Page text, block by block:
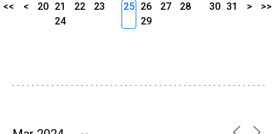
<< < 20 21 22
23
24
25 26 27
28
29
30 31 > >>